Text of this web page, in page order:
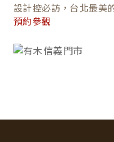
設計控必訪，台北最美
預約參觀